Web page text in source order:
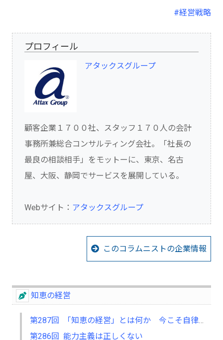
#経営戦略
プロフィール
アタックスグループ
顧客企業１７００社、スタッフ１７０人の会計
事務所兼総合コンサルティング会社。「社長の
最良の相談相手」をモットーに、東京、名古
屋、大阪、静岡でサービスを展開している。
Webサイト： アタックスグループ
このコラムニストの企業情報
知恵の経営
第286回 能力主義は正しくない